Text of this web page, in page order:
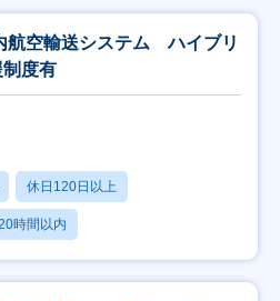
航空輸送システム ハイブリ
度有
休日120日以上
時間以内